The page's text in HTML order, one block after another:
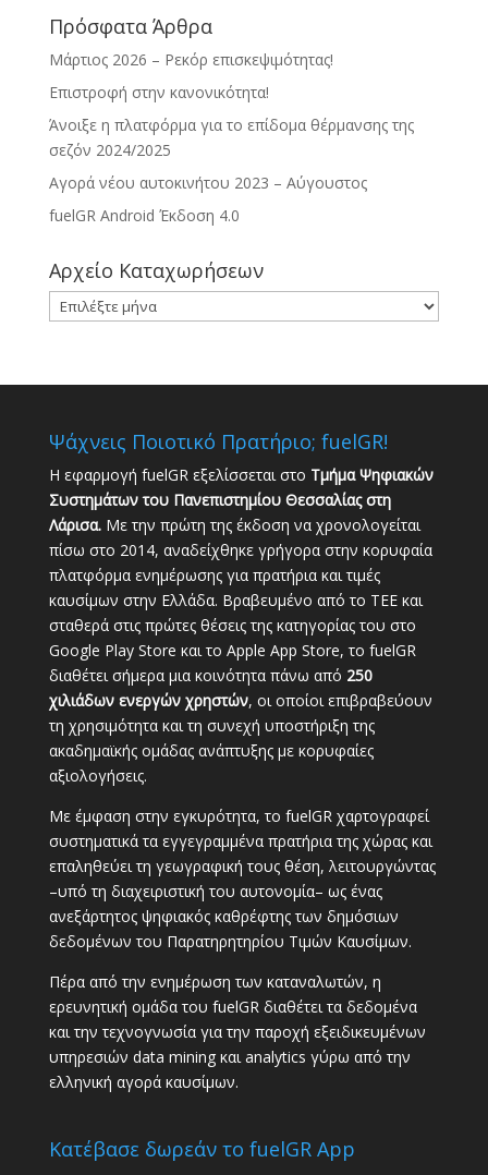
Πρόσφατα Άρθρα
Μάρτιος 2026 – Ρεκόρ επισκεψιμότητας!
Επιστροφή στην κανονικότητα!
Άνοιξε η πλατφόρμα για το επίδομα θέρμανσης της
σεζόν 2024/2025
Αγορά νέου αυτοκινήτου 2023 – Αύγουστος
fuelGR Android Έκδοση 4.0
Αρχείο Καταχωρήσεων
Αρχείο
Καταχωρήσεων
Ψάχνεις Ποιοτικό Πρατήριο; fuelGR!
Η εφαρμογή fuelGR εξελίσσεται στο Τμήμα Ψηφιακών
Συστημάτων του Πανεπιστημίου Θεσσαλίας στη
Λάρισα.Με την πρώτη της έκδοση να χρονολογείται
πίσω στο 2014, αναδείχθηκε γρήγορα στην κορυφαία
πλατφόρμα ενημέρωσης για πρατήρια και τιμές
καυσίμων στην Ελλάδα. Βραβευμένο από το ΤΕΕ και
σταθερά στις πρώτες θέσεις της κατηγορίας του στο
Google Play Store και το Apple App Store, το fuelGR
διαθέτει σήμερα μια κοινότητα πάνω από 250
χιλιάδων ενεργών χρηστών, οι οποίοι επιβραβεύουν
τη χρησιμότητα και τη συνεχή υποστήριξη της
ακαδημαϊκής ομάδας ανάπτυξης με κορυφαίες
αξιολογήσεις.
Με έμφαση στην εγκυρότητα, το fuelGR χαρτογραφεί
συστηματικά τα εγγεγραμμένα πρατήρια της χώρας και
επαληθεύει τη γεωγραφική τους θέση, λειτουργώντας
–υπό τη διαχειριστική του αυτονομία– ως ένας
ανεξάρτητος ψηφιακός καθρέφτης των δημόσιων
δεδομένων του Παρατηρητηρίου Τιμών Καυσίμων.
Πέρα από την ενημέρωση των καταναλωτών, η
ερευνητική ομάδα του fuelGR διαθέτει τα δεδομένα
και την τεχνογνωσία για την παροχή εξειδικευμένων
υπηρεσιών data mining και analytics γύρω από την
ελληνική αγορά καυσίμων.
Κατέβασε δωρεάν το fuelGR App